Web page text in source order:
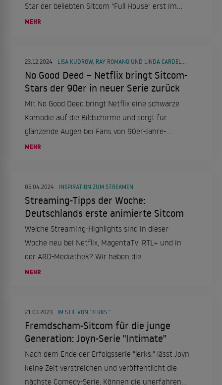
Star der beliebten Sitcom "Full House" erst im
Frühjahr dieses Jahres an, die Krankheit besiegt
MEHR
23.12.2024
No Good Deed – Netflix bringt Sitcom-
Stars der 90er in neuer Serie zurück
Mit No Good Deed bringt Netflix eine schwarze
Komödie auf die Bildschirme und sorgt für
glänzende Augen bei Fans von 90er-Jahre-
Sitcoms. Ab dem 12. Dezember 2024 sind Lisa
Inhalt bekannt ist, erfahrt ihr hier.
MEHR
05.04.2024 INSPIRATION ZUM STREAMEN
Streaming-Tipps der Woche:
Deutschlands erste animierte Sitcom
Welche Streaming-Highlights sind in dieser
Woche neu bei Netflix, MagentaTV, RTL+ und in
der ARD-Mediathek? Wir haben die
interessantesten Neuerscheinungen für euch in
MEHR
21.03.2023 IM STIL VON "JERKS."
Fremdscham-Sitcom für die junge
Generation: Joyn-Serie "Intimate"
Nach dem Ende der Erfolgsserie "jerks." lässt Joyn
keine Zeit verstreichen und veröffentlicht die
nächste Comedy-Serie. Können die unerfahrenen